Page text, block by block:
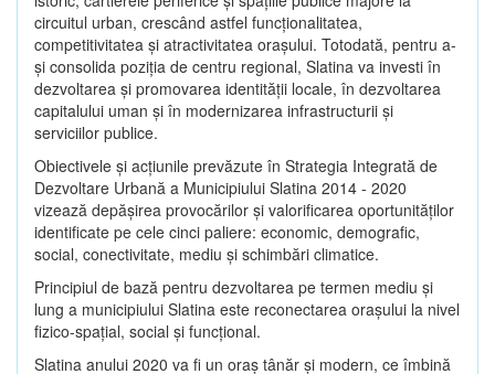
circuitul urban, crescând astfel funcţionalitatea,
competitivitatea şi atractivitatea oraşului. Totodată, pentru a-
şi consolida poziţia de centru regional, Slatina va investi în
dezvoltarea şi promovarea identităţii locale, în dezvoltarea
capitalului uman şi în modernizarea infrastructurii şi
serviciilor publice.
Obiectivele şi acţiunile prevăzute în Strategia Integrată de
Dezvoltare Urbană a Municipiului Slatina 2014 - 2020
vizează depășirea provocărilor şi valorificarea oportunităţilor
identificate pe cele cinci paliere: economic, demografic,
social, conectivitate, mediu şi schimbări climatice.
Principiul de bază pentru dezvoltarea pe termen mediu şi
lung a municipiului Slatina este reconectarea oraşului la nivel
fizico-spaţial, social şi funcţional.
Slatina anului 2020 va fi un oraş tânăr şi modern, ce îmbină